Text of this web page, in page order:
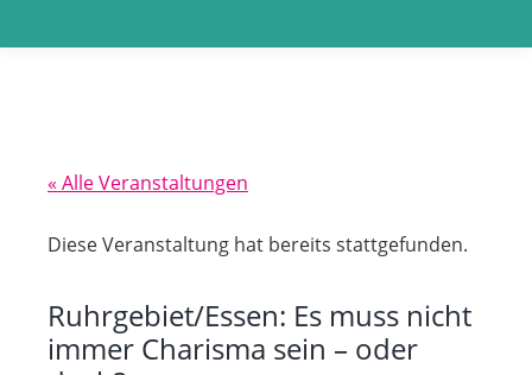
« Alle Veranstaltungen
Diese Veranstaltung hat bereits stattgefunden.
Ruhrgebiet/Essen: Es muss nicht
immer Charisma sein – oder